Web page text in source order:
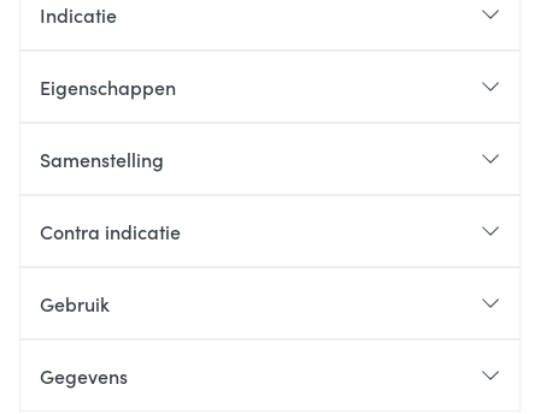
Indicatie
Eigenschappen
Samenstelling
Contra indicatie
Gebruik
Gegevens